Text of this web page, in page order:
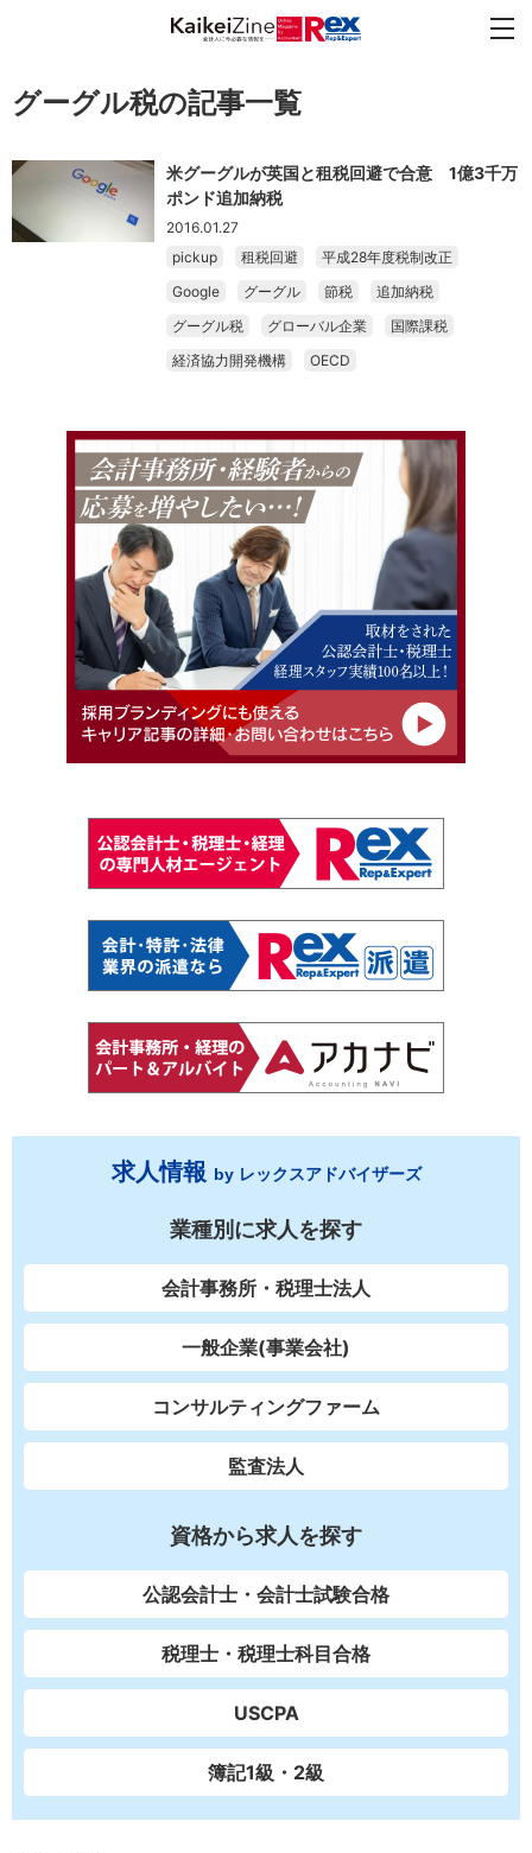
グーグル税の記事一覧
米グーグルが英国と租税回避で合意 1億3千万
ポンド追加納税
2016.01.27
pickup
租税回避
平成28年度税制改正
Google
グーグル 節税
追加納税
グーグル税
グローバル企業
国際課税
経済協力開発機構
OECD
求人情報 by レックスアドバイザーズ
業種別に求人を探す
会計事務所・税理士法人
一般企業(事業会社)
コンサルティングファーム
監査法人
資格から求人を探す
公認会計士・会計士試験合格
税理士・税理士科目合格
USCPA
簿記1級・2級